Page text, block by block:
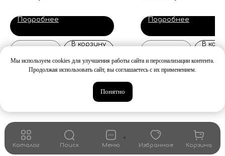
Каталог Поиск Меню Избранное Корзина
Подробнее
В корзину
Подробнее
В
Мы используем cookies для улучшения работы сайта и персонализации контента.
Продолжая использовать сайт, вы соглашаетесь с их применением.
Понятно